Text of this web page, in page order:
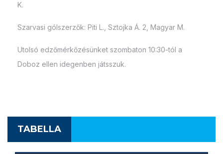
K.
Szarvasi gólszerzők: Piti L., Sztojka Á. 2, Magyar M.
Utolsó edzőmérkőzésünket szombaton 10:30-tól a
Doboz ellen idegenben játsszuk.
TABELLA